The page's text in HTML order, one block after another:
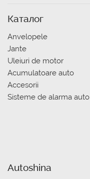
Каталог
Anvelopele
Jante
Uleiuri de motor
Acumulatoare auto
Accesorii
Sisteme de alarma auto
Autoshina